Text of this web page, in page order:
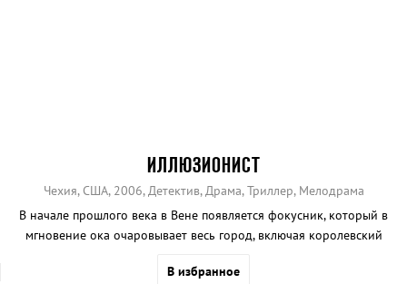
ИЛЛЮЗИОНИСТ
Чехия, США, 2006, Детектив, Драма, Триллер, Мелодрама
В начале прошлого века в Вене появляется фокусник, который в
мгновение ока очаровывает весь город, включая королевский
В избранное